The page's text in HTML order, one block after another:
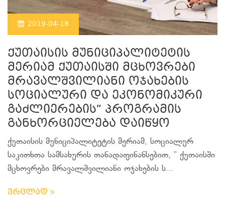
2019-04-18
ქუთაისის მუნიციპალიტეტის
მერიამ ქუთაისში მცხოვრები
მრავალშვილიანი ოჯახების
სოციალური და ეკონომიკური
გაძლიერების” პროგრამის
განხორციელება დაიწყო
ქუთაისის მუნიციპალიტეტის მერიამ, სოციალურ
საკითხთა სამსახურის თანადაფინანსებით, ” ქუთაისში
მცხოვრები მრავალშვილიანი ოჯახების ს...
ვრცლად